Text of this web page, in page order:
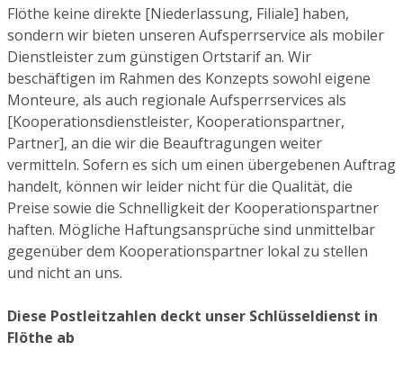
Flöthe keine direkte [Niederlassung, Filiale] haben,
sondern wir bieten unseren Aufsperrservice als mobiler
Dienstleister zum günstigen Ortstarif an. Wir
beschäftigen im Rahmen des Konzepts sowohl eigene
Monteure, als auch regionale Aufsperrservices als
[Kooperationsdienstleister, Kooperationspartner,
Partner], an die wir die Beauftragungen weiter
vermitteln. Sofern es sich um einen übergebenen Auftrag
handelt, können wir leider nicht für die Qualität, die
Preise sowie die Schnelligkeit der Kooperationspartner
haften. Mögliche Haftungsansprüche sind unmittelbar
gegenüber dem Kooperationspartner lokal zu stellen
und nicht an uns.
Diese Postleitzahlen deckt unser Schlüsseldienst in
Flöthe ab